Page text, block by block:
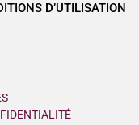
D’UTILISATION